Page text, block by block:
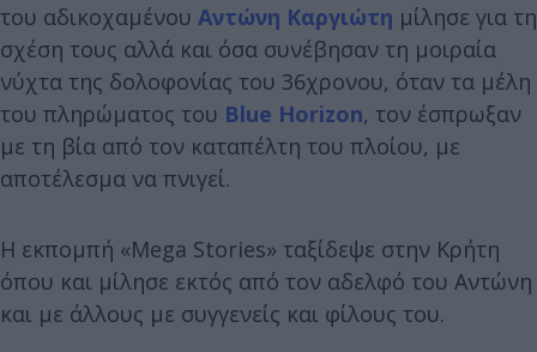
του αδικοχαμένου Αντώνη Καργιώτη μίλησε για τη
σχέση τους αλλά και όσα συνέβησαν τη μοιραία
νύχτα της δολοφονίας του 36χρονου, όταν τα μέλη
του πληρώματος του Blue Horizon, τον έσπρωξαν
με τη βία από τον καταπέλτη του πλοίου, με
αποτέλεσμα να πνιγεί.
Η εκπομπή «Mega Stories» ταξίδεψε στην Κρήτη
όπου και μίλησε εκτός από τον αδελφό του Αντώνη
και με άλλους με συγγενείς και φίλους του.